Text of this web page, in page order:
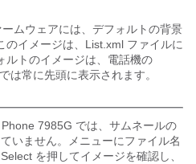
ムウェアには、デフォルトの背景
のイメージは、List.xml ファイルに
ルトのイメージは、電話機の
は常に先頭に表示されます。
7985G では、サムネールの
いません。メニューにファイル名
を押してイメージを確認し、